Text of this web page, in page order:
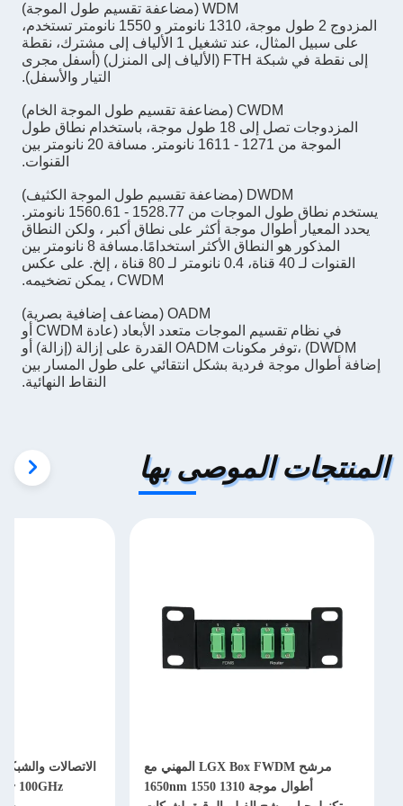
WDM (مضاعفة تقسيم طول الموجة)
المزدوج 2 طول موجة، 1310 نانومتر و 1550 نانومتر تستخدم،
على سبيل المثال، عند تشغيل 1 الألياف إلى مشترك، نقطة
إلى نقطة في شبكة FTH (الألياف إلى المنزل) (أسفل مجرى
التيار والأسفل).
CWDM (مضاعفة تقسيم طول الموجة الخام)
المزدوجات تصل إلى 18 طول موجة، باستخدام نطاق طول
الموجة من 1271 - 1611 نانومتر. مسافة 20 نانومتر بين
القنوات.
DWDM (مضاعفة تقسيم طول الموجة الكثيف)
يستخدم نطاق طول الموجات من 1528.77 - 1560.61 نانومتر.
يحدد المعيار أطوال موجة أكثر على نطاق أكبر ، ولكن النطاق
المذكور هو النطاق الأكثر استخدامًا.مسافة 8 نانومتر بين
القنوات لـ 40 قناة، 0.4 نانومتر لـ 80 قناة ، إلخ. على عكس
CWDM ، يمكن تضخيمه.
OADM (مضاعف إضافية بصرية)
في نظام تقسيم الموجات متعدد الأبعاد (عادة CWDM أو
DWDM) ،توفر مكونات OADM القدرة على إزالة (إزالة) أو
إضافة أطوال موجة فردية بشكل انتقائي على طول المسار بين
النقاط النهائية.
المنتجات الموصى بها
مرشح LGX Box FWDM المهني مع
أطوال موجة 1310 1550 1650nm